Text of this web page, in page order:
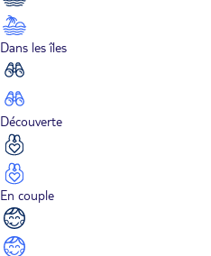
Dans les îles
Découverte
En couple